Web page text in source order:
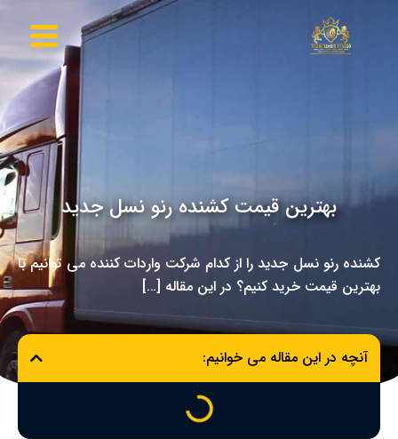
بهترین قیمت کشنده رنو نسل جدید
کشنده رنو نسل جدید را از کدام شرکت واردات کننده می توانیم با
بهترین قیمت خرید کنیم؟ در این مقاله […]
آنچه در این مقاله می خوانیم: